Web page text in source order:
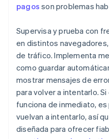
pagos son problemas
Supervisa y prueba con
en distintos
de tráfico. Implementa
como guardar
mostrar mensajes de
para volver a intentarlo.
funciona de inmediato,
vuelvan a intentarlo, así
diseñada para ofrecer